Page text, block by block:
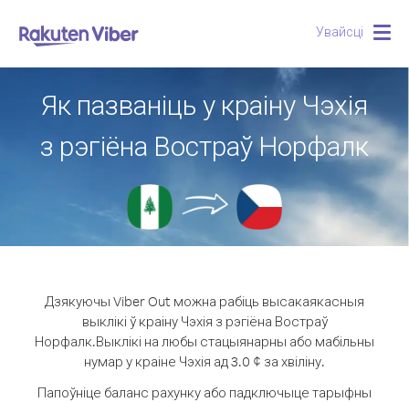
Увайсці
Як пазваніць у краіну Чэхія
з рэгіёна Востраў Норфалк
Дзякуючы Viber Out можна рабіць высакаякасныя
выклікі ў краіну Чэхія з рэгіёна Востраў
Норфалк.Выклікі на любы стацыянарны або мабільны
нумар у краіне Чэхія ад 3.0 ¢ за хвіліну.
Папоўніце баланс рахунку або падключыце тарыфны